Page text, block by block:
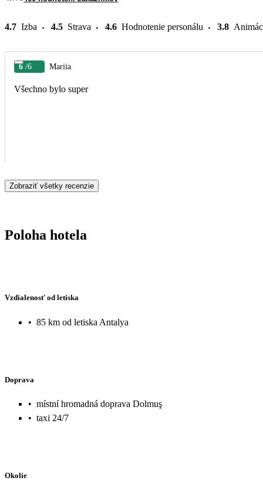
4.7 Izba 4.5 Strava 4.6 Hodnotenie personálu 3.8
6 /6 Mariia
Všechno bylo super
Zobraziť všetky recenzie
Poloha hotela
Vzdialenosť od letiska
• 85 km od letiska Antalya
Doprava
• místní hromadná doprava Dolmuş
• taxi 24/7
Okolie